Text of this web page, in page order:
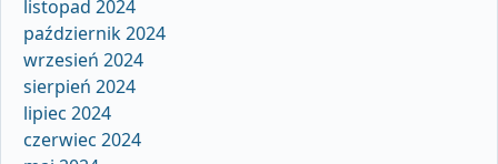
listopad 2024
październik 2024
wrzesień 2024
sierpień 2024
lipiec 2024
czerwiec 2024